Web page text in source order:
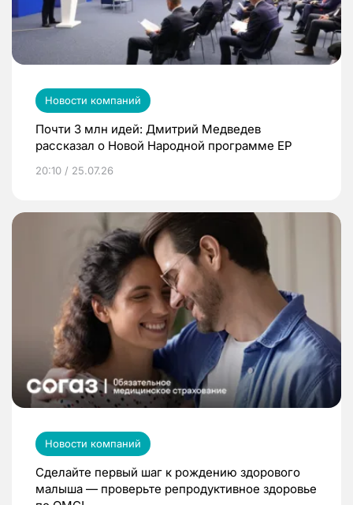
Новости компаний
Почти 3 млн идей: Дмитрий Медведев
рассказал о Новой Народной программе ЕР
20:10 / 25.07.26
Новости компаний
Сделайте первый шаг к рождению здорового
малыша — проверьте репродуктивное здоровье